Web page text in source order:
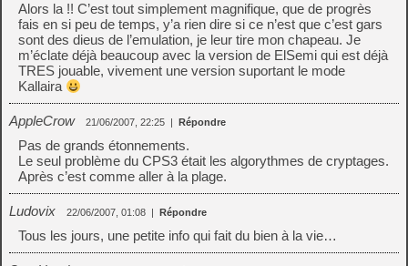
Alors la !! C’est tout simplement magnifique, que de progrès
fais en si peu de temps, y’a rien dire si ce n’est que c’est gars
sont des dieus de l’emulation, je leur tire mon chapeau. Je
m’éclate déjà beaucoup avec la version de ElSemi qui est déjà
TRES jouable, vivement une version suportant le mode
Kallaira
AppleCrow 21/06/2007, 22:25 | Répondre
Pas de grands étonnements.
Le seul problème du CPS3 était les algorythmes de cryptages.
Après c’est comme aller à la plage.
Ludovix 22/06/2007, 01:08 | Répondre
Tous les jours, une petite info qui fait du bien à la vie…